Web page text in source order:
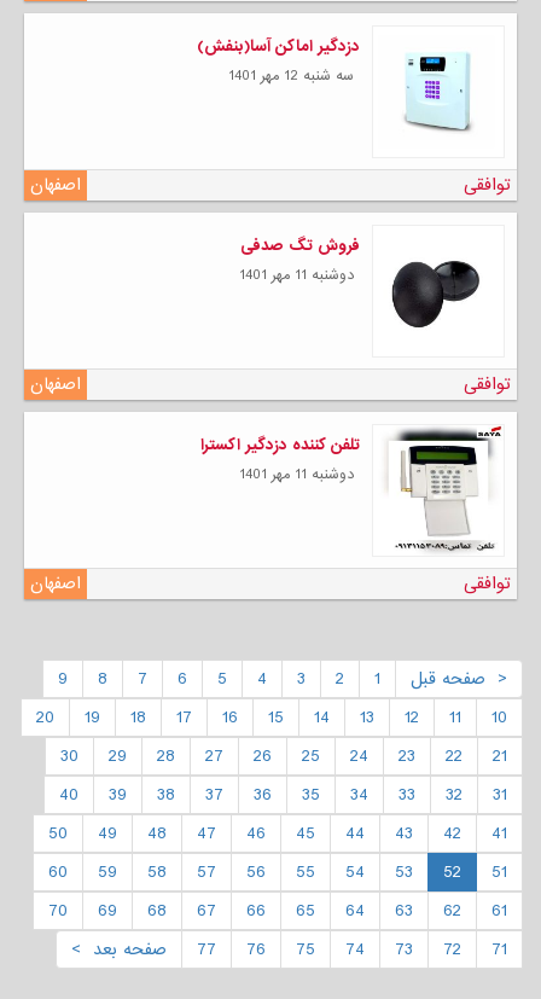
دزدگیر اماکن آسا(بنفش)
سه شنبه 12 مهر 1401
اصفهان توافقی
فروش تگ صدفی
دوشنبه 11 مهر 1401
اصفهان توافقی
تلفن کننده دزدگیر اکسترا
دوشنبه 11 مهر 1401
اصفهان توافقی
< صفحه قبل 1
2
3
4
5
6
7
8
9
10
11
12
13
14
15
16
17
18
19
20
21
22
23
24
25
26
27
28
29
30
31
32
33
34
35
36
37
38
39
40
41
42
43
44
45
46
47
48
49
50
51
52
53
54
55
56
57
58
59
60
61
62
63
64
65
66
67
68
69
70
71
72
73
74
75
76
77 صفحه بعد >